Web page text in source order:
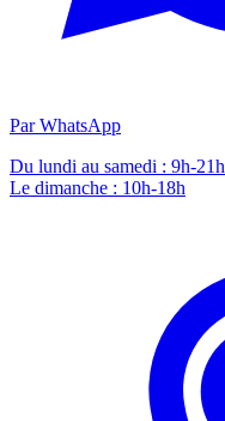
Par WhatsApp
Du lundi au samedi : 9h-21h
Le dimanche : 10h-18h